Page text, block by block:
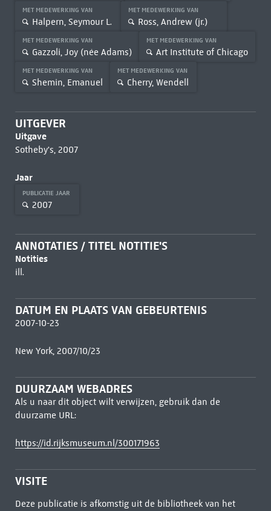
MET MEDEWERKING VAN
Halpern, Seymour L.
MET MEDEWERKING VAN
Ross, Andrew (jr.)
MET MEDEWERKING VAN
Gazzoli, Joy (née Adams)
MET MEDEWERKING VAN
Art Institute of Chicago
MET MEDEWERKING VAN
Shemin, Emanuel
MET MEDEWERKING VAN
Cherry, Wendell
UITGEVER
Uitgave
Sotheby's, 2007
Jaar
PUBLICATIE JAAR
2007
ANNOTATIES / TITEL NOTITIE'S
Notities
ill.
DATUM EN PLAATS VAN GEBEURTENIS
2007-10-23
New York, 2007/10/23
DUURZAAM WEBADRES
Als u naar dit object wilt verwijzen, gebruik dan de
duurzame URL:
https://id.rijksmuseum.nl/300171963
VISITE
Deze publicatie is afkomstig uit de bibliotheek van het